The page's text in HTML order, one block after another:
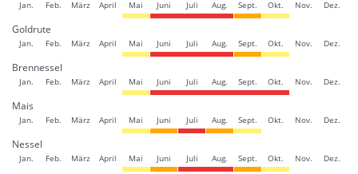
Jan. Feb. März April Mai Juni Juli Aug. Sept. Okt. Nov. Dez.
Goldrute
Jan. Feb. März April Mai Juni Juli Aug. Sept. Okt. Nov. Dez.
Brennessel
Jan. Feb. März April Mai Juni Juli Aug. Sept. Okt. Nov. Dez.
Mais
Jan. Feb. März April Mai Juni Juli Aug. Sept. Okt. Nov. Dez.
Nessel
Jan. Feb. März April Mai Juni Juli Aug. Sept. Okt. Nov. Dez.